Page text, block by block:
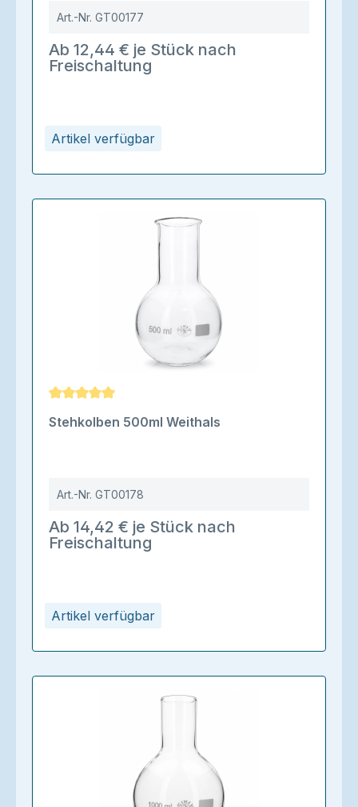
Artikel verfügbar
Art.-Nr. GT00177
Ab 12,44 € je Stück nach
Freischaltung
Artikel verfügbar
Durchschnittliche Bewertung von 5 von 5 Sternen
Stehkolben 500ml Weithals
Art.-Nr. GT00178
Ab 14,42 € je Stück nach
Freischaltung